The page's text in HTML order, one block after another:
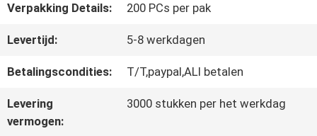
NIEUWS
ALLE
GEVALLEN
Verpakking Details: 200 PCs per pak
Levertijd: 5-8 werkdagen
Betalingscondities: T/T,paypal,ALI betalen
Levering
vermogen:
3000 stukken per het werkdag